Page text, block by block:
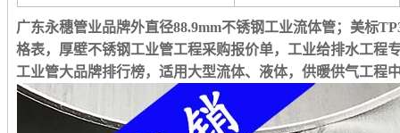
广东永穗管业品牌外直径88.9mm不锈钢工业流体管；美标
格表，厚壁不锈钢工业管工程采购报价单，工业给排水工程
工业管大品牌排行榜，适用大型流体、液体，供暖供气工程